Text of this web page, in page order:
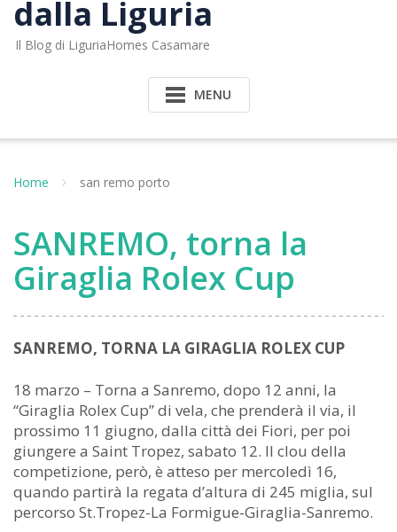
dalla Liguria
Il Blog di LiguriaHomes Casamare
MENU
Home san remo porto
SANREMO, torna la
Giraglia Rolex Cup
SANREMO, TORNA LA GIRAGLIA ROLEX CUP
18 marzo – Torna a Sanremo, dopo 12 anni, la
“Giraglia Rolex Cup” di vela, che prenderà il via, il
prossimo 11 giugno, dalla città dei Fiori, per poi
giungere a Saint Tropez, sabato 12. Il clou della
competizione, però, è atteso per mercoledì 16,
quando partirà la regata d’altura di 245 miglia, sul
percorso St.Tropez-La Formigue-Giraglia-Sanremo.